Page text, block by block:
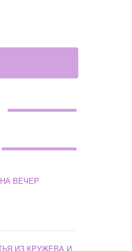
ВЕЧЕР
ИЗ КРУЖЕВА И